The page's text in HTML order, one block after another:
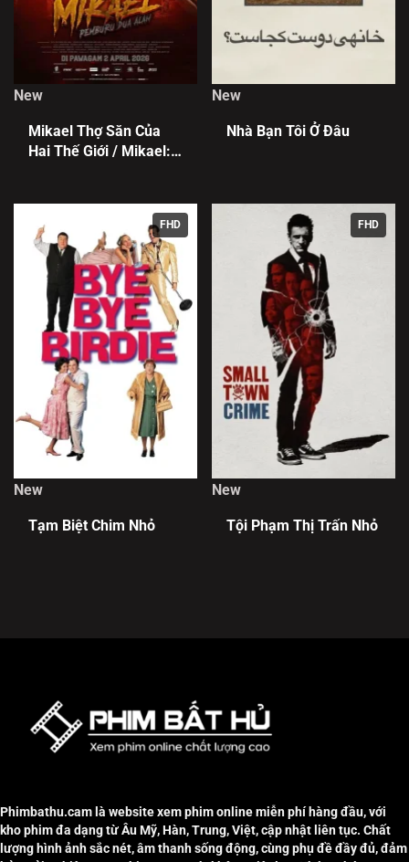
New
Mikael Thợ Săn Của
Hai Thế Giới / Mikael:
New
Nhà Bạn Tôi Ở Đâu
FHD
New
Tạm Biệt Chim Nhỏ
FHD
New
Tội Phạm Thị Trấn Nhỏ
Phimbathu.cam là website xem phim online miễn phí hàng đầu, với
kho phim đa dạng từ Âu Mỹ, Hàn, Trung, Việt, cập nhật liên tục. Chất
lượng hình ảnh sắc nét, âm thanh sống động, cùng phụ đề đầy đủ, đảm